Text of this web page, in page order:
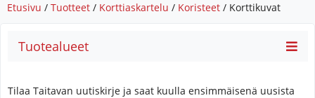
Etusivu / Tuotteet / Korttiaskartelu / Koristeet / Korttikuvat
Tuotealueet
Tilaa Taitavan uutiskirje ja saat kuulla ensimmäisenä uusista